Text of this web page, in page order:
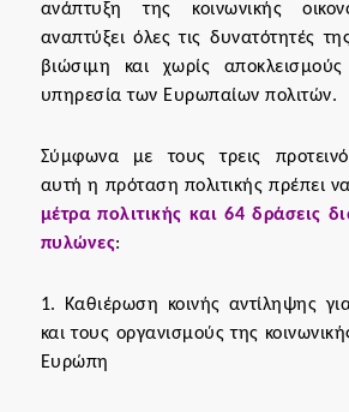
ανάπτυξη της κοινωνικής
αναπτύξει όλες τις δυνατότητές
βιώσιμη και χωρίς
υπηρεσία των Ευρωπαίων πολιτών.
Σύμφωνα με τους τρεις
αυτή η πρόταση πολιτικής πρέπει
μέτρα πολιτικής και 64 δράσεις
πυλώνες:
1. Καθιέρωση κοινής αντίληψης για
και τους οργανισμούς της
Ευρώπη